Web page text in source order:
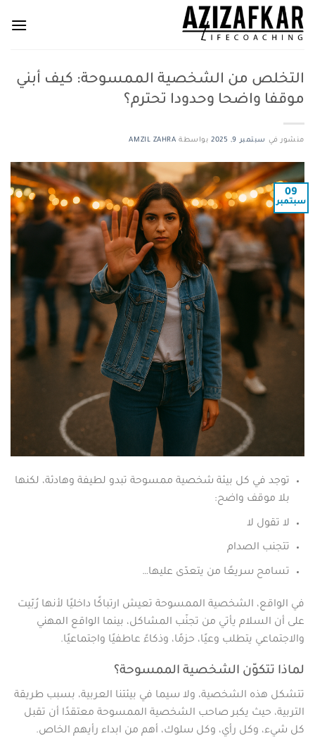
تخطي
للمحتوى
التخلص من الشخصية الممسوحة: كيف أبني
موقفا واضحا وحدودا تحترم؟
منشور في سبتمبر 9, 2025 بواسطة AMZIL ZAHRA
09
سبتمبر
توجد في كل بيئة شخصية ممسوحة تبدو لطيفة وهادئة، لكنها
بلا موقف واضح:
لا تقول لا
تتجنب الصدام
تسامح سريعًا من يتعدّى عليها…
في الواقع، الشخصية الممسوحة تعيش ارتباكًا داخليًا لأنها رُبّيت
على أن السلام يأتي من تجنّب المشاكل، بينما الواقع المهني
والاجتماعي يتطلب وعيًا، حزمًا، وذكاءً عاطفيًا واجتماعيًا.
لماذا تتكوّن الشخصية الممسوحة؟
تتشكل هذه الشخصية، ولا سيما في بيئتنا العربية، بسبب طريقة
التربية، حيث يكبر صاحب الشخصية الممسوحة معتقدًا أن تقبل
كل شيء، وكل رأي، وكل سلوك، أهم من ابداء رأيهم الخاص.